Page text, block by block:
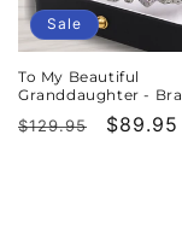
Sale
To My Beautiful
Granddaughter -
Regular
$129.95
Sale
$89.95